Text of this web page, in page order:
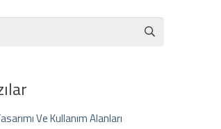
Ve Kullanım Alanları